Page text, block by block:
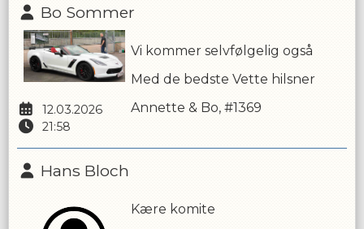
Bo Sommer
12.03.2026
21:58
Vi kommer selvfølgelig også
Med de bedste Vette hilsner
Annette & Bo, #1369
Hans Bloch
Kære komite